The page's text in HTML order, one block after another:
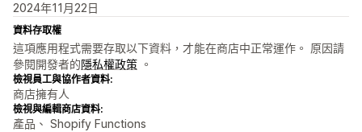
2024年11月22日
資料存取權
這項應用程式需要存取以下資料，才能在商店中正常運作。 原因請
參閱開發者的隱私權政策 。
檢視員工與協作者資料:
商店擁有人
檢視與編輯商店資料:
產品、 Shopify Functions